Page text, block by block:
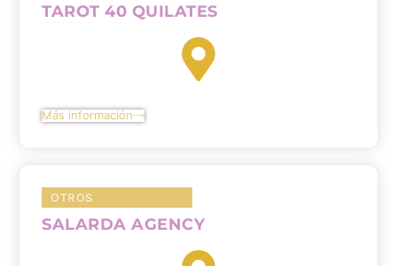
TAROT 40 QUILATES
Más información
OTROS
SALARDA AGENCY